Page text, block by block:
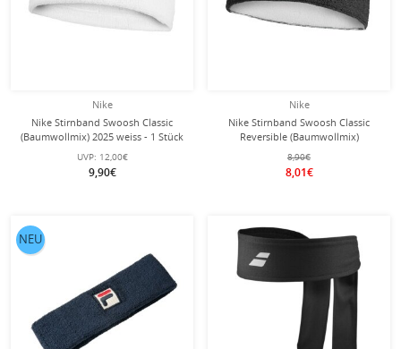
Nike
Nike Stirnband Swoosh Classic
(Baumwollmix) 2025 weiss - 1 Stück
UVP: 12,00€
9,90€
Nike
Nike Stirnband Swoosh Classic
Reversible (Baumwollmix)
schwarz/weiss - 1 Stück
8,90€
8,01€
NEU